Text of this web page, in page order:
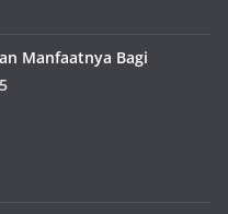
Manfaatnya Bagi